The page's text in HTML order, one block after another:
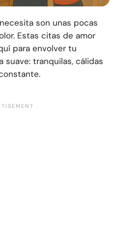
son unas pocas
Estas citas de amor
para envolver tu
suave: tranquilas, cálidas